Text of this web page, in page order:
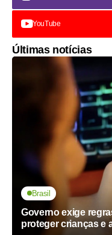
YouTube
Últimas notícias
Brasil
Governo exige
proteger crianças e